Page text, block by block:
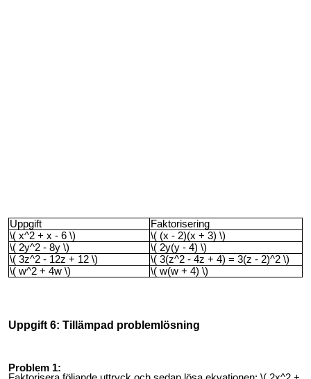
Uppgift
Faktorisering
\( x^2 + x - 6 \)
\( (x - 2)(x + 3) \)
\( 2y^2 - 8y \)
\( 2y(y - 4) \)
\( 3z^2 - 12z + 12 \)
\( 3(z^2 - 4z + 4) = 3(z - 2)^2 \)
\( w^2 + 4w \)
\( w(w + 4) \)
Uppgift 6: Tillämpad problemlösning
Problem 1: